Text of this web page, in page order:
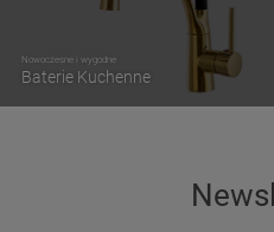
Nowoczesne i wygodne
Baterie Kuchenne